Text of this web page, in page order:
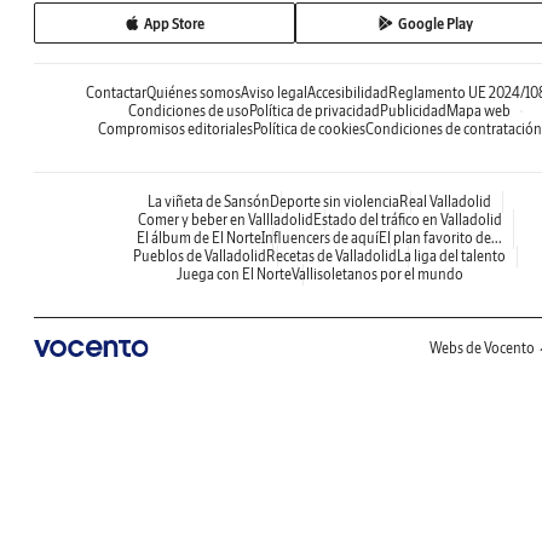
App Store Google Play
ContactarQuiénes somosAviso legal Accesibilidad Reglamento UE 2024/
Condiciones de uso Política de privacidad Publicidad Mapa web
Compromisos editorialesPolítica de cookiesCondiciones de contratación
La viñeta de Sansón Deporte sin violencia Real Valladolid
Comer y beber en Vallladolid Estado del tráfico en Valladolid
El álbum de El NorteInfluencers de aquíEl plan favorito de...
Pueblos de Valladolid Recetas de Valladolid La liga del talento
Juega con El NorteVallisoletanos por el mundo
Webs de Vocento